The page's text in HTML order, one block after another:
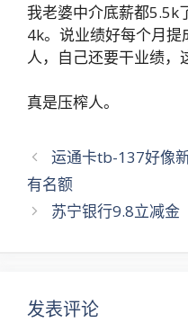
我老婆中介底薪都5.5k
4k。说业绩好每个月
人，自己还要干业绩，
真是压榨人。
文
章
航
运通卡tb-137好像
有名额
苏宁银行9.8立减金
发表评论